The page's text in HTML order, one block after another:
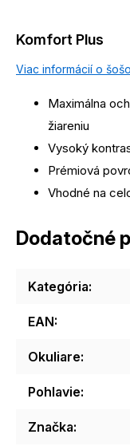
Komfort Plus
Viac informácií o
Maximálna
žiareniu
Vysoký
Prémiová
Vhodné na
Dodatočné
Kategória:
EAN:
Okuliare:
Pohlavie:
Značka: